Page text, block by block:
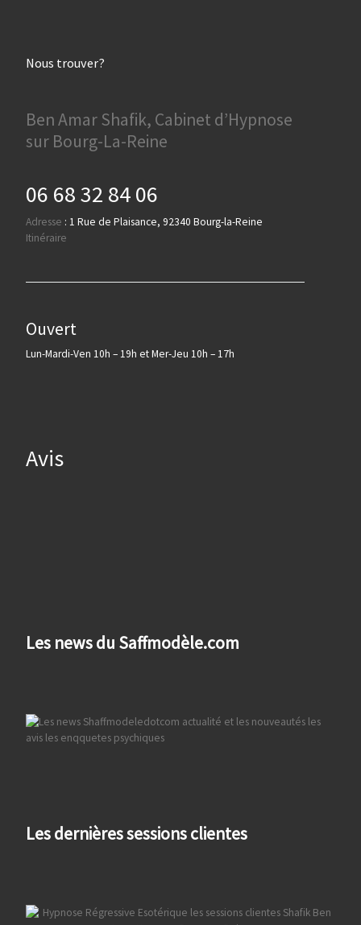
Nous trouver?
Ben Amar Shafik, Cabinet d’Hypnose
sur Bourg-La-Reine
06 68 32 84 06
Adresse : 1 Rue de Plaisance, 92340 Bourg-la-Reine
Itinéraire
Ouvert
Lun-Mardi-Ven 10h – 19h et Mer-Jeu 10h – 17h
Avis
Les news du Saffmodèle.com
Les dernières sessions clientes